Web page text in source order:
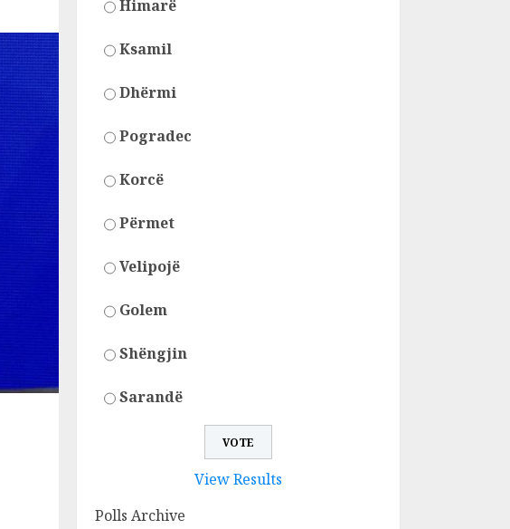
Himarë
Ksamil
Dhërmi
Pogradec
Korcë
Përmet
Velipojë
Golem
Shëngjin
Sarandë
View Results
Polls Archive